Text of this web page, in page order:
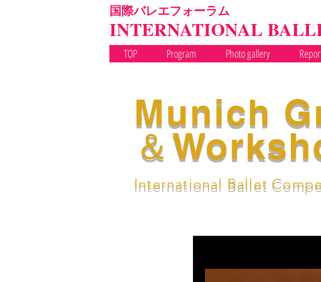
INTERNATIONAL
国際バレエフォーラム
TOP Program Photo gallery
Munich
＆
International Ballet